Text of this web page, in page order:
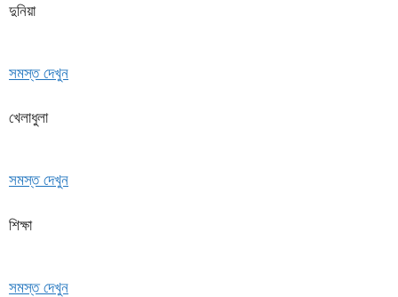
দুনিয়া
সমস্ত দেখুন
খেলাধুলা
সমস্ত দেখুন
শিক্ষা
সমস্ত দেখুন